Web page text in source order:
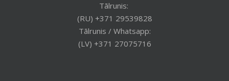
Tālrunis:
(RU) +371 29539828
Tālrunis / Whatsapp:
(LV) +371 27075716